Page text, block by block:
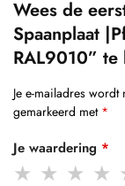
Wees de
Spaanplaat
RAL9010”
Je e-mailadres
gemarkeerd met *
Je waardering *